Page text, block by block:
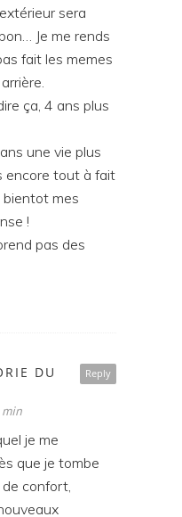
sera
Je me rends
fait les memes
ça, 4 ans plus
une vie plus
encore tout à fait
bientot mes
!
pas des
Reply
DU
je me
que je tombe
confort,